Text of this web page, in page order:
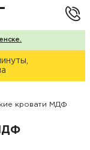
кровати МДФ